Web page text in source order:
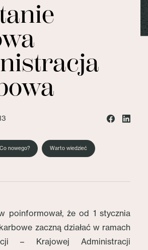
Co nowego? Warto wiedzieć
poinformował, że od 1 stycznia
zaczną działać w ramach
– Krajowej Administracji